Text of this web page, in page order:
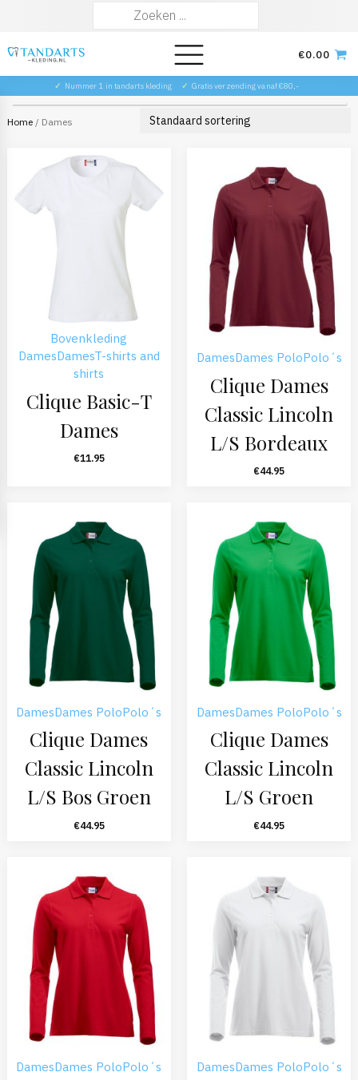
€0.00
✓ Nummer 1 in tandarts kleding ✓ Gratis verzending vanaf €80,-
Home/ Dames
Bovenkleding
DamesDamesT-shirts and
shirts
Clique Basic-T
Dames
€11.95
DamesDames PoloPolo´s
Clique Dames
Classic Lincoln
L/S Bordeaux
€44.95
DamesDames PoloPolo´s
Clique Dames
Classic Lincoln
L/S Bos Groen
€44.95
DamesDames PoloPolo´s
Clique Dames
Classic Lincoln
L/S Groen
€44.95
DamesDames PoloPolo´s DamesDames PoloPolo´s